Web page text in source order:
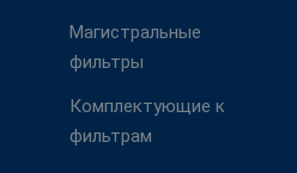
Магистральные
фильтры
Комплектующие к
фильтрам